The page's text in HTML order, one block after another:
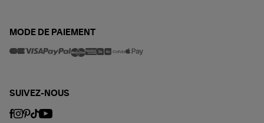
MODE DE PAIEMENT
SUIVEZ-NOUS